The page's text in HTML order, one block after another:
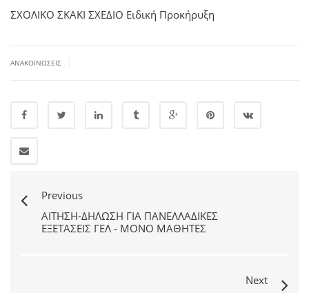
ΣΧΟΛΙΚΟ ΣΚΑΚΙ ΣΧΕΔΙΟ Ειδική Προκήρυξη
ΑΝΑΚΟΙΝΏΣΕΙΣ
Previous
ΑΙΤΗΣΗ-ΔΗΛΩΣΗ ΓΙΑ ΠΑΝΕΛΛΑΔΙΚΈΣ
ΕΞΕΤΆΣΕΙΣ ΓΕΛ - ΜΟΝΟ ΜΑΘΗΤΕΣ
Next